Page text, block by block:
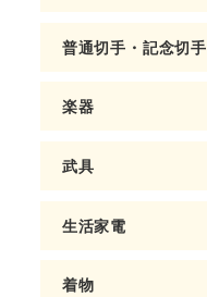
普通切手・記念切手
楽器
武具
生活家電
着物